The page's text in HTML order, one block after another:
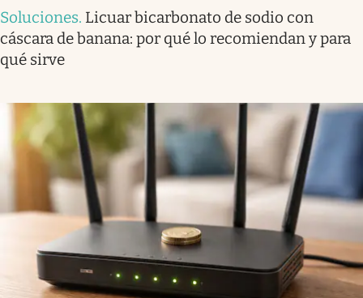
Soluciones. Licuar bicarbonato de sodio con
cáscara de banana: por qué lo recomiendan y para
qué sirve